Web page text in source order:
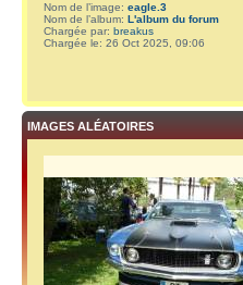
Nom de l’image: eagle.3
Nom de l’album: L'album du forum
Chargée par: breakus
Chargée le: 26 Oct 2025, 09:06
IMAGES ALÉATOIRES